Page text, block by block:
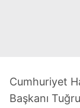
Cumhuriyet
Başkanı